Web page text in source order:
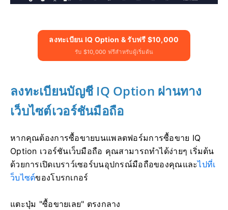
ลงทะเบียน IQ Option & รับฟรี $10,000
รับ $10,000 ฟรีสำหรับผู้เริ่มต้น
ลงทะเบียนบัญชี IQ Option ผ่านทาง
เว็บไซต์เวอร์ชันมือถือ
หากคุณต้องการซื้อขายบนแพลตฟอร์มการซื้อขาย IQ
Option เวอร์ชันเว็บมือถือ คุณสามารถทำได้ง่ายๆ เริ่มต้น
ด้วยการเปิดเบราว์เซอร์บนอุปกรณ์มือถือของคุณและไปที่เ
ว็บไซต์ของโบรกเกอร์
แตะปุ่ม "ซื้อขายเลย" ตรงกลาง